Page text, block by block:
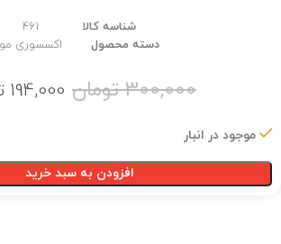
شناسه کالا
461
دسته محصول
اکسسوری مو
300,000 تومان 194,000
موجود در انبار
افزودن به سبد خرید